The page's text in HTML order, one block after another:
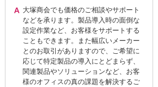
大塚商会でも価格のご相談やサポート
などを承ります。製品導入時の面倒な
設定作業など、お客様をサポートする
こともできます。また幅広いメーカー
とのお取引がありますので、ご希望に
応じて特定製品の導入にとどまらず、
関連製品やソリューションなど、お客
様のオフィスの真の課題を解決するご